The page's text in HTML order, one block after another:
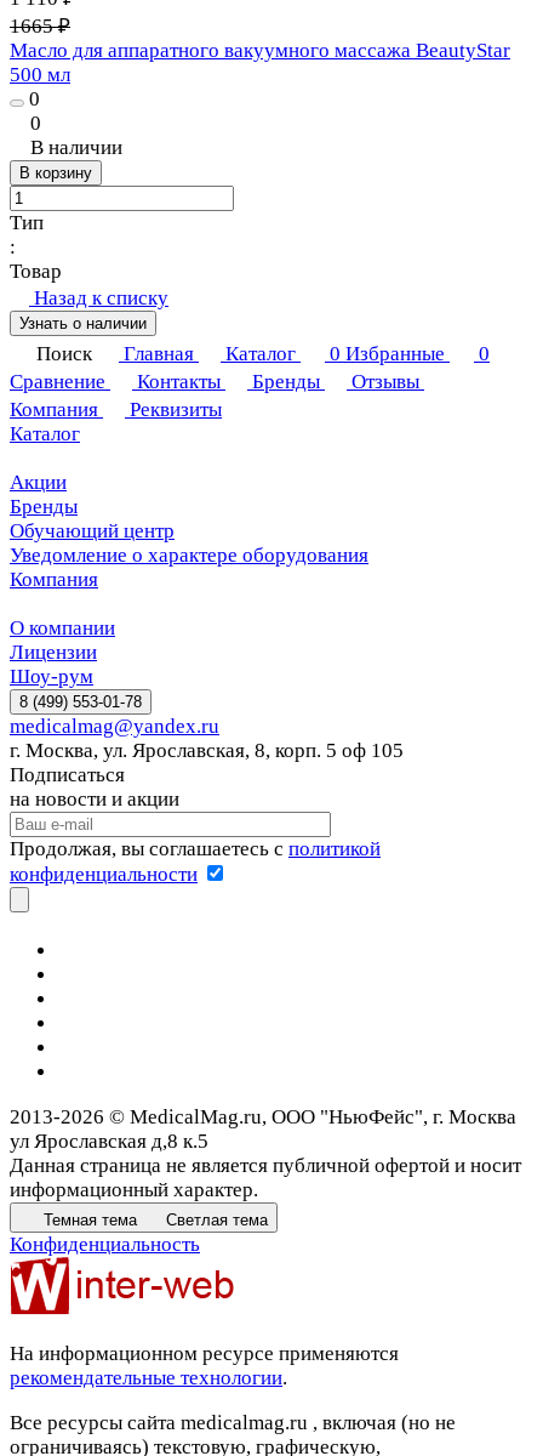
1665 ₽
Масло для аппаратного вакуумного массажа BeautyStar
500 мл
0
0
В наличии
В корзину
Тип
:
Товар
Назад к списку
Узнать о наличии
Поиск Главная Каталог 0 Избранные
0
Сравнение
Контакты Бренды
Отзывы
Компания
Реквизиты
Каталог
Акции
Бренды
Обучающий центр
Уведомление о характере оборудования
Компания
О компании
Лицензии
Шоу-рум
8 (499) 553-01-78
medicalmag@yandex.ru
г. Москва, ул. Ярославская, 8, корп. 5 оф 105
Подписаться
на новости и акции
Продолжая, вы соглашаетесь с политикой
конфиденциальности
2013-2026 © MedicalMag.ru, ООО "НьюФейс", г. Москва
ул Ярославская д,8 к.5
Данная страница не является публичной офертой и носит
информационный характер.
Темная тема Светлая тема
Конфиденциальность
На информационном ресурсе применяются
рекомендательные технологии.
Все ресурсы сайта medicalmag.ru , включая (но не
ограничиваясь) текстовую, графическую,